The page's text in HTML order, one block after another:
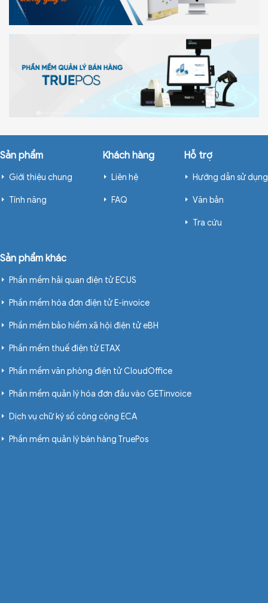
Sản phẩm
Giới thiệu chung
Tính năng
Khách hàng
Liên hệ
FAQ
Hỗ trợ
Hướng dẫn sử dụng
Văn bản
Tra cứu
Sản phẩm khác
Phần mềm hải quan điện tử ECUS
Phần mềm hóa đơn điện tử E-invoice
Phần mềm bảo hiểm xã hội điện tử eBH
Phần mềm thuế điện tử ETAX
Phần mềm văn phòng điện tử CloudOffice
Phần mềm quản lý hóa đơn đầu vào GETinvoice
Dịch vụ chữ ký số công cộng ECA
Phần mềm quản lý bán hàng TruePos